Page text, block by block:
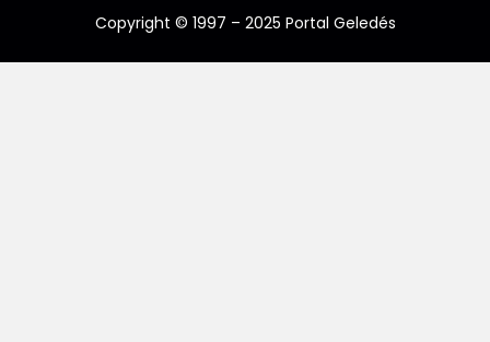
Copyright © 1997 – 2025 Portal Geledés